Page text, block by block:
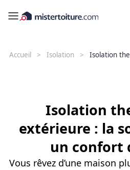
Accueil Isolation Isolation
Isolation
extérieure : la
un confort
Vous rêvez d’une maison